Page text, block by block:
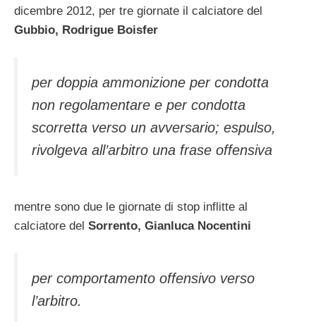
dicembre 2012, per tre giornate il calciatore del
Gubbio, Rodrigue Boisfer
per doppia ammonizione per condotta
non regolamentare e per condotta
scorretta verso un avversario; espulso,
rivolgeva all’arbitro una frase offensiva
mentre sono due le giornate di stop inflitte al
calciatore del Sorrento, Gianluca Nocentini
per comportamento offensivo verso
l’arbitro.